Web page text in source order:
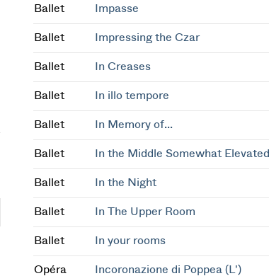
Ballet Impasse
Ballet Impressing the Czar
Ballet In Creases
Ballet In illo tempore
Ballet In Memory of...
Ballet In the Middle Somewhat Elevated
Ballet In the Night
Ballet In The Upper Room
Ballet In your rooms
Opéra Incoronazione di Poppea (L')